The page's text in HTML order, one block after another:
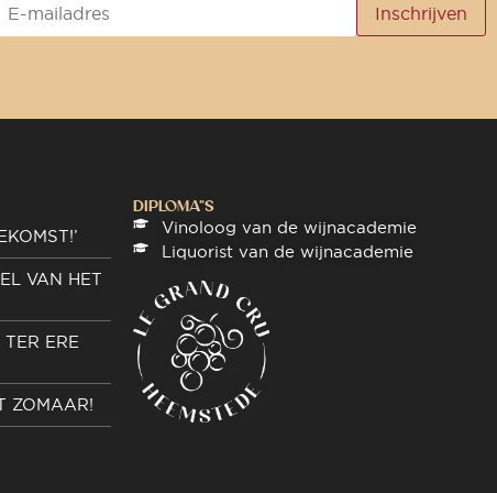
VAN HET
ERE
ZOMAAR!
DIPLOMA"S
Vinoloog van de wijnacademie
Liquorist van de wijnacademie